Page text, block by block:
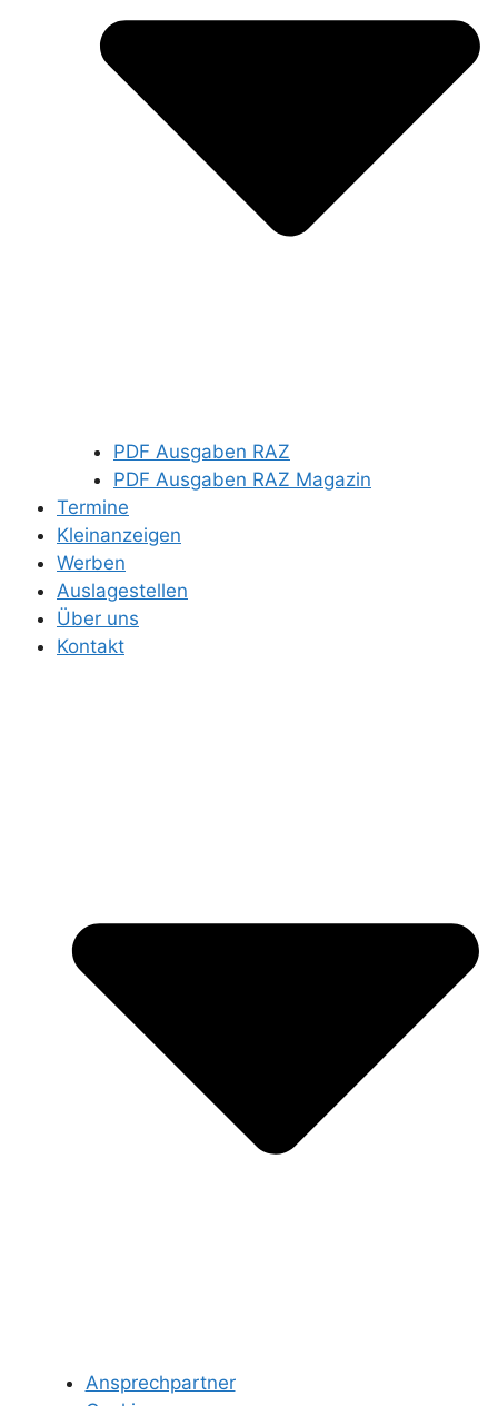
PDF Ausgaben RAZ
PDF Ausgaben RAZ Magazin
Termine
Kleinanzeigen
Werben
Auslagestellen
Über uns
Kontakt
Ansprechpartner